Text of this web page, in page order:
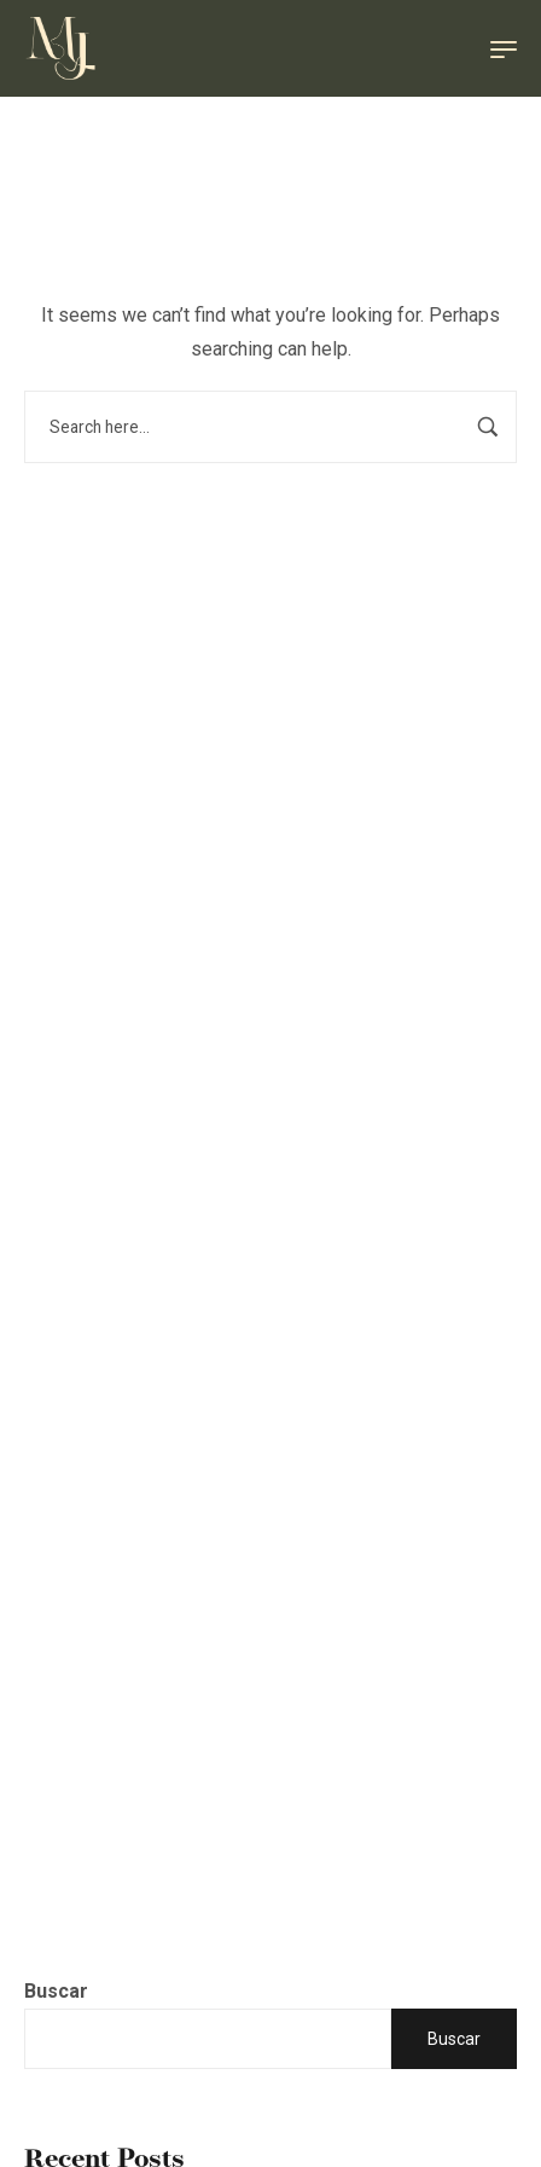
Buscar
Buscar
Recent Posts
It seems we can’t find what you’re looking for. Perhaps
searching can help.